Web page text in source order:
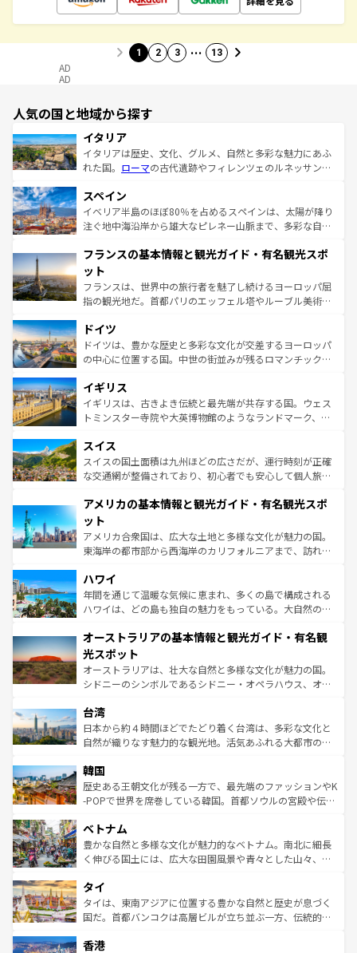
1 2 3 … 13
AD
AD
人気の国と地域から探す
イタリア
イタリアは歴史、文化、グルメ、自然と多彩な魅力にあふ
れた国。 ローマの古代遺跡やフィレンツェのルネッサンス
ろん、トスカーナの美しい田園風景やアマルフィ海岸の絶
景など、自然景観も見逃せない。観光の合間には、本場の
ピザやパスタなど、絶品のイタリア料理を堪能することも
ませてくれるイタリアで、忘れられない旅をしてみよう！
なお、新着のイタリア情報は
しい。
スペイン
イベリア半島のほぼ80％を占めるスペインは、太陽が降り
注ぐ地中海沿岸から雄大なピレネー山脈まで、多彩な自然
文化が根付くこの国では、情熱的なフラメンコ、熱気あふ
れる闘牛、そして美味しいタパスが生活の一部となってい
る。首都マドリードの洗練された雰囲気や、バルセロナの
アートに溢れた街角から、地方では古代ローマ遺跡や中世
せる。地方によって風土や気候が異なるスペインはその個
性で訪れる人を魅了する。 なお、新着のスペイン情報は コ
ンテンツ一覧を参照してほしい。
フランスの基本情報と観光ガイド・有名観光スポ
ット
フランスは、世界中の旅行者を魅了し続けるヨーロッパ屈
指の観光地だ。首都パリのエッフェル塔やルーブル美術館
で、幅広い魅力が詰まっている。華麗な宮殿、歴史的な大
聖堂、美しいビーチ、そして豊かな自然が、訪れる者を心
から魅了する。また、フランスは美食の国としても知ら
いる。シャンパンの発祥地であるランス、プロヴァンスの
香り高いラベンダー畑など、多彩な楽しみ方が可能だ。さ
らに、パリ以外の地域にも魅力が溢れており、どの街角に
れる地方に足を運ぶとそれぞれで全く異なる文化を体験で
きるだろう。 なお、新着のフランス情報はコンテンツ一覧
を参照してほしい。
ドイツ
ドイツは、豊かな歴史と多彩な文化が交差するヨーロッパ
の中心に位置する国。中世の街並みが残るロマンチック街
顔を持つこの国は、どこを歩いても飽きることがない。ベ
ルリンの文化的活気、バイエルン州のアルプスの絶景、そ
してライン川沿いのワイン畑といった風景は必見。ビール
は、お酒好きな人にはぜひ体験してほしい。 なお、新着の
ドイツ情報はコンテンツ一覧を参照してほしい。
イギリス
イギリスは、古きよき伝統と最先端が共存する国。ウェス
トミンスター寺院や大英博物館のようなランドマーク、歴
リアごとに異なる魅力がある。また、優雅なアフタヌーン
ティー、ビール好きにはたまらない英国パブ、サッカー観
戦など、本場だからこそできる体験も豊富。イギリスを旅
ンツ一覧を参照してほしい。
スイス
スイスの国土面積は九州ほどの広さだが、運行時刻が正確
な交通網が整備されており、初心者でも安心して個人旅行
の建物がそのまま残る町や、スイスならではのユニークな
博物館もあり、アルプス観光だけでなく町歩きも満喫する
ことができる。国民の所得が高いため物価も高いが、旅行
者向けの交通パス提供のサービスもあり、うまく活用すれ
着のスイス情報は
アメリカの基本情報と観光ガイド・有名観光スポ
ット
アメリカ合衆国は、広大な土地と多様な文化が魅力の国。
東海岸の都市部から西海岸のカリフォルニアまで、訪れる
のような巨大都市は、観光、ショッピング、エンターテイ
ンメントが詰まった刺激的なスポットだ。一方、アメリカ
西部には大自然が広がり、グランドキャニオンやイエロー
部のニューオーリンズでは、音楽と美食が融合した独特の
文化が魅力。旅行者はアメリカの各地域で異なる魅力を楽
しみながら、その多様性と豊かな歴史を感じることができ
るだろう。車でのロードトリップや列車の旅も、アメリカ
情報は
ハワイ
年間を通じて温暖な気候に恵まれ、多くの島で構成される
ハワイは、どの島も独自の魅力をもっている。大自然の神
ワイ島は見逃せない。また、定番の観光地といえばオアフ
島だが、静かな自然を求めるならマウイ島やカウアイ島が
おすすめ。エメラルドグリーンに輝く海をはじめ、豊かな
文化や歴史が息づいている。「アロハスピリット」と呼ば
人々、おいしいローカルフードやハワイアンミュージッ
ク、伝統的なフラダンスなど、すべてがハワイの魅力を彩
っている。訪れるたびに新しい発見と感動が待っているハ
はコンテンツ一覧
オーストラリアの基本情報と観光ガイド・有名観
光スポット
オーストラリアは、壮大な自然と多様な文化が魅力の国。
シドニーのシンボルであるシドニー・オペラハウス、オー
リアリーフや大陸中央部にそびえるウルル（エアーズロッ
ク）、タスマニアの美しい原生林やケアンズの熱帯雨林な
ど、見どころがたくさん。また、カフェやワイン、オージ
いる。アクティビティも充実しており、サーフィンやダイ
ビング、ハイキングなど、アウトドア好きにはたまらな
い。オーストラリアの多彩な魅力を存分に味わいつくそ
参照してほしい。
台湾
日本から約４時間ほどでたどり着く台湾は、多彩な文化と
自然が織りなす魅力的な観光地。活気あふれる大都市の台
ン）、静ひつな山岳地帯である台湾東部など、都市の喧騒
と山間の静けさが共存しており、訪れる人に新しい発見と
驚きをもたらしてくれる。また、奥深い台湾の食文化も魅
容にもいいと評判のスイーツなど、バラエティ豊かな料理
が味わえる。 なお、新着の台湾情報は コンテンツ一覧を参
照してほしい。
韓国
歴史ある王朝文化が残る一方で、最先端のファッションやK
-POPで世界を席巻している韓国。首都ソウルの宮殿や伝統
き、地方に足を延ばせば四季折々の自然美を楽しむことが
できる。そして、キムチや焼肉、絶品のストリートフード
まで、さまざまな韓国料理が待っている。夜には、韓国な
リティに包まれながら、韓国の多彩な魅力を心ゆくまで味
わってみてほしい。 なお、新着の韓国情報はコンテンツ一
覧を参照してほしい。
ベトナム
豊かな自然と多様な文化が魅力的なベトナム。南北に細長
く伸びる国土には、広大な田園風景や青々とした山々、世
急速な発展と共に伝統が息づく。ハノイの古い町並みやホ
ーチミン市のフランス統治時代の建物も、独特の雰囲気を
醸し出している。また、バラエティの豊かさとおいしさで
とつ。フォーやバインミー、ベトナムコーヒーなどは、ぜ
タイ
タイは、東南アジアに位置する豊かな自然と歴史が息づく
国だ。首都バンコクは高層ビルが立ち並ぶ一方、伝統的な
の活気が交差している。北部ではチェンマイなどの山岳地
香港